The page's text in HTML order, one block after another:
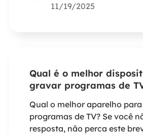
11/19/2025
Qual é o melhor
gravar programas de
Qual o melhor aparelho
programas de TV? Se você
resposta, não perca este